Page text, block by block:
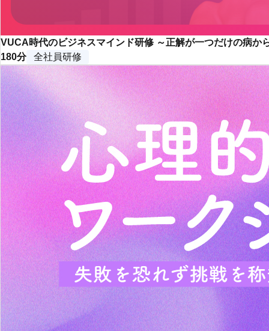
VUCA時代のビジネスマインド研修 ～正解が一つだけの病か
180分
全社員研修